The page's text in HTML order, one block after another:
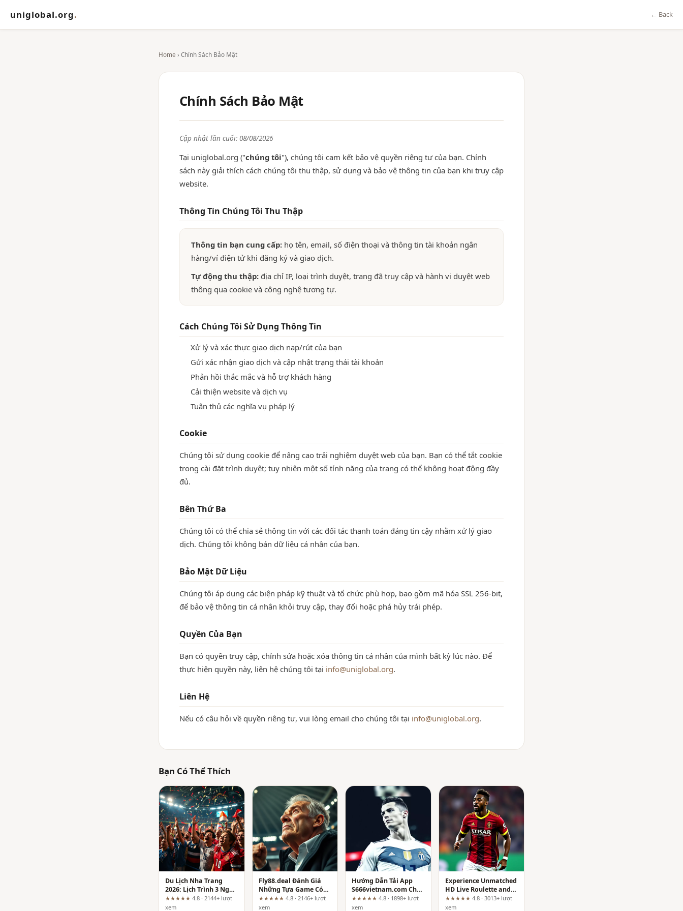
uniglobal.org. ← Back
Home › Chính Sách Bảo Mật
Chính Sách Bảo Mật
Cập nhật lần cuối: 08/08/2026
Tại uniglobal.org ("chúng tôi"), chúng tôi cam kết bảo vệ quyền riêng tư của bạn. Chính
sách này giải thích cách chúng tôi thu thập, sử dụng và bảo vệ thông tin của bạn khi truy cập
website.
Thông Tin Chúng Tôi Thu Thập
Thông tin bạn cung cấp: họ tên, email, số điện thoại và thông tin tài khoản ngân
hàng/ví điện tử khi đăng ký và giao dịch.
Tự động thu thập: địa chỉ IP, loại trình duyệt, trang đã truy cập và hành vi duyệt web
thông qua cookie và công nghệ tương tự.
Cách Chúng Tôi Sử Dụng Thông Tin
Xử lý và xác thực giao dịch nạp/rút của bạn
Gửi xác nhận giao dịch và cập nhật trạng thái tài khoản
Phản hồi thắc mắc và hỗ trợ khách hàng
Cải thiện website và dịch vụ
Tuân thủ các nghĩa vụ pháp lý
Cookie
Chúng tôi sử dụng cookie để nâng cao trải nghiệm duyệt web của bạn. Bạn có thể tắt cookie
trong cài đặt trình duyệt; tuy nhiên một số tính năng của trang có thể không hoạt động đầy
đủ.
Bên Thứ Ba
Chúng tôi có thể chia sẻ thông tin với các đối tác thanh toán đáng tin cậy nhằm xử lý giao
dịch. Chúng tôi không bán dữ liệu cá nhân của bạn.
Bảo Mật Dữ Liệu
Chúng tôi áp dụng các biện pháp kỹ thuật và tổ chức phù hợp, bao gồm mã hóa SSL 256-bit,
để bảo vệ thông tin cá nhân khỏi truy cập, thay đổi hoặc phá hủy trái phép.
Quyền Của Bạn
Bạn có quyền truy cập, chỉnh sửa hoặc xóa thông tin cá nhân của mình bất kỳ lúc nào. Để
thực hiện quyền này, liên hệ chúng tôi tại info@uniglobal.org.
Liên Hệ
Nếu có câu hỏi về quyền riêng tư, vui lòng email cho chúng tôi tại info@uniglobal.org.
Bạn Có Thể Thích
Du Lịch Nha Trang
2026: Lịch Trình 3 Ngày
2 Đêm "Chuẩn Không
Cần Chỉnh"
★★★★★ 4.8 · 2144+ lượt
xem
Fly88.deal Đánh Giá
Những Tựa Game Có
Đồ Họa Ấn Tượng
★★★★★ 4.8 · 2146+ lượt
xem
Hướng Dẫn Tải App
S666vietnam.com Cho
Android Chi Tiết Từ A-Z
★★★★★ 4.8 · 1898+ lượt
xem
Experience Unmatched
HD Live Roulette and
Baccarat Streams on
789club
★★★★★ 4.8 · 3013+ lượt
xem